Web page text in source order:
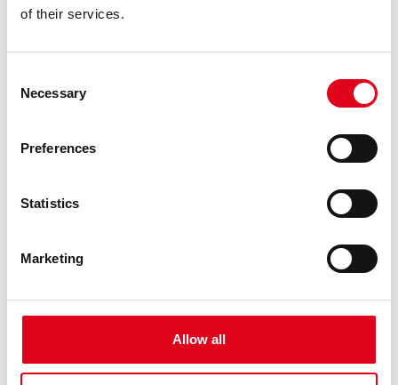
of their services.
Selection
Necessary
Preferences
Statistics
Marketing
Allow all
Inscripció: 5€– Inclou degustació de diferents tipus d’olives, i